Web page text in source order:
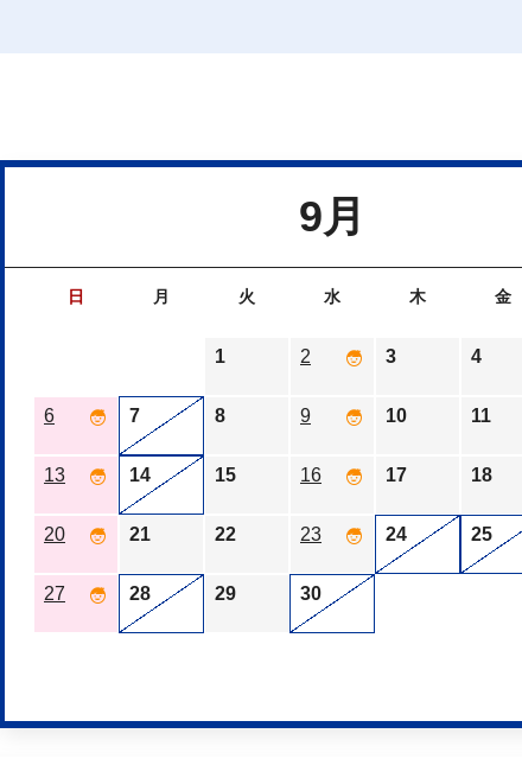
9月
日 月 火 水 木 金
1 2 3 4
6 7 8 9 10 11
13 14 15 16 17 18
20 21 22 23 24 25
27 28 29 30